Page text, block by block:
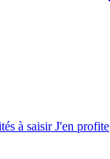
à saisirJ'en profite